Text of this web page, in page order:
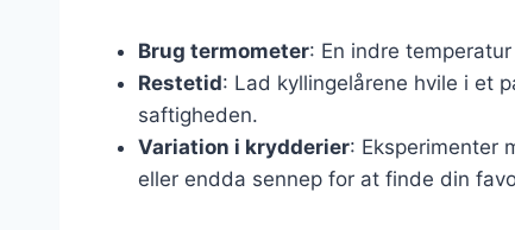
Brug termometer: En indre
Restetid: Lad kyllingelårene hvile i et
saftigheden.
Variation i krydderier: Eksperimenter
eller endda sennep for at finde din